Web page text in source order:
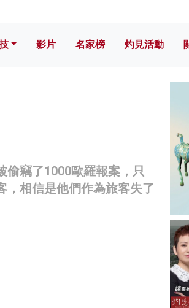
影片 名家榜 灼見活動
偷竊了1000歐羅報案，只
，相信是他們作為旅客失了